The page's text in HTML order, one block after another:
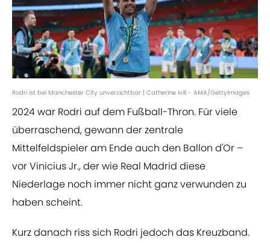
Rodri ist bei Manchester City unverzichtbar | Catherine Ivill - AMA/GettyImages
2024 war Rodri auf dem Fußball-Thron. Für viele
überraschend, gewann der zentrale
Mittelfeldspieler am Ende auch den Ballon d'Or –
vor Vinicius Jr., der wie Real Madrid diese
Niederlage noch immer nicht ganz verwunden zu
haben scheint.
Kurz danach riss sich Rodri jedoch das Kreuzband.